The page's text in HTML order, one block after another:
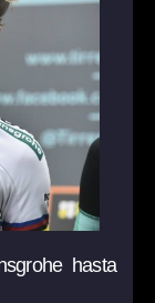
hasta